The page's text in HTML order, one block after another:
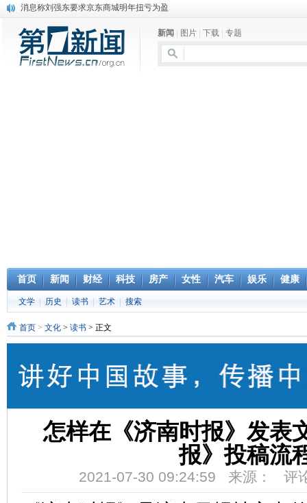
消息称刘强东要求京东商城明年扭亏为盈
煤价"跳水"电企利润"蹦高" 电煤联动亟待完善
苹果公司自建太阳能电厂为数据中心供电
吃饭、睡觉、黑人人？
新闻 图片 下载 专题
首页 新闻 财经 科技 房产 女性 汽车 娱乐 健康
文学 历史 读书 艺术 搜索
首页 > 文化 > 读书 > 正文
怎样在《济南时报》发表
报》投稿流
2021-07-30 09:24:59 来源： 评